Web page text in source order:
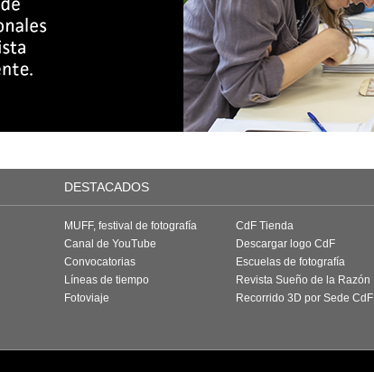
DESTACADOS
MUFF, festival de fotografía
Canal de YouTube
Convocatorias
Líneas de tiempo
Fotoviaje
CdF Tienda
Descargar logo CdF
Escuelas de fotografía
Revista Sueño de la Razón
Recorrido 3D por Sede CdF